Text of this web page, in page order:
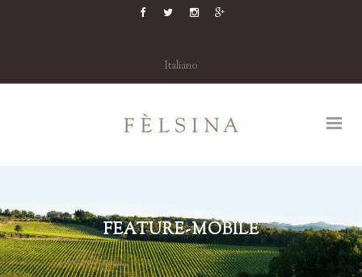
Italiano
FEATURE-MOBILE